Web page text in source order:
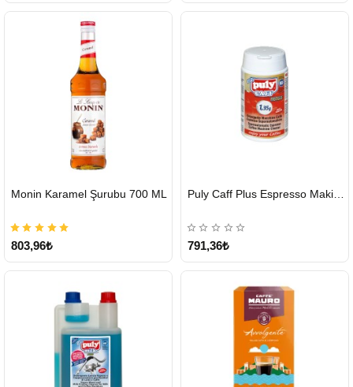
GÖNDERİ
Monin Karamel Şurubu 700 ML
803,96₺
GÖNDERİ
Puly Caff Plus Espresso Makinesi Temizleyici Tablet 100 x 1.35 G
791,36₺